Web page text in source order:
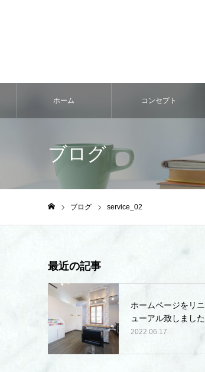
ホーム コンセプト
ブログ
ブログ service_02
最近の記事
ホームページをリニ
ューアル致しました
2022.06.17